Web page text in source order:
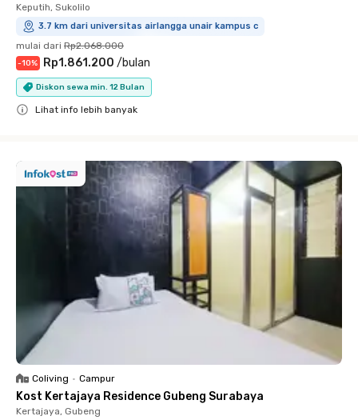
Keputih, Sukolilo
3.7 km dari universitas airlangga unair kampus c
mulai dari Rp2.068.000
-10% Rp1.861.200 /bulan
Diskon sewa min. 12 Bulan
Lihat info lebih banyak
Coliving • Campur
Kost Kertajaya Residence Gubeng Surabaya
Kertajaya, Gubeng